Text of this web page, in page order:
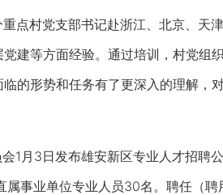
村党支部书记赴浙江、北京、天
建等方面经验。通过培训，村党组
的形势和任务有了更深入的理解，
月3日发布雄安新区专业人才招聘
事业单位专业人员30名。聘任（